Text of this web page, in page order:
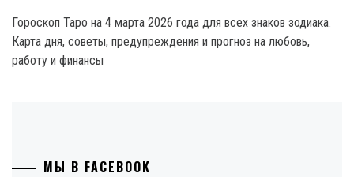
Гороскоп Таро на 4 марта 2026 года для всех знаков зодиака.
Карта дня, советы, предупреждения и прогноз на любовь,
работу и финансы
МЫ В FACEBOOK